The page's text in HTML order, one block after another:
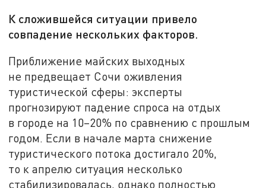
К сложившейся ситуации привело
совпадение нескольких факторов.
Приближение майских выходных
не предвещает Сочи оживления
туристической сферы: эксперты
прогнозируют падение спроса на отдых
в городе на 10–20% по сравнению с прошлым
годом. Если в начале марта снижение
туристического потока достигало 20%,
то к апрелю ситуация несколько
стабилизировалась, однако полностью